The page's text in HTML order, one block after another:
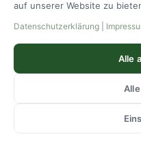
auf unserer Website zu
Datenschutzerklärung
Alle